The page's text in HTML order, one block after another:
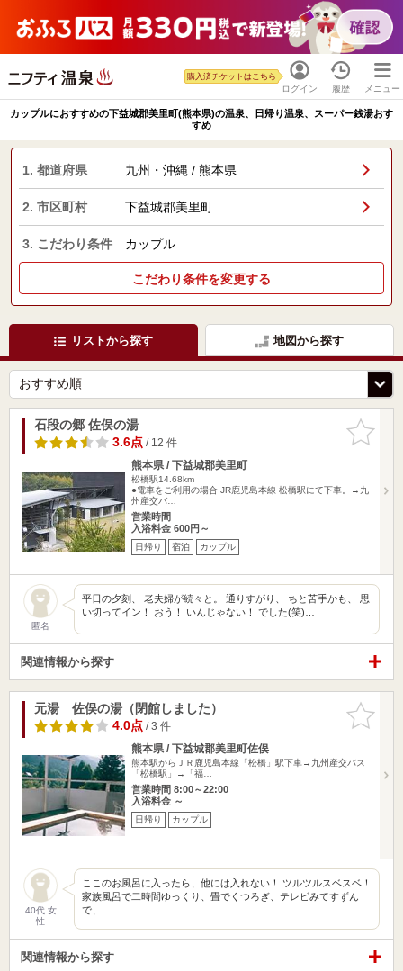
ログイン
購入済チケットはこちら
履歴 メニュー
カップルにおすすめの下益城郡美里町(熊本県)の温泉、日帰り温泉、スーパー銭湯おす
すめ
1. 都道府県 九州・沖縄 / 熊本県
2. 市区町村 下益城郡美里町
3. こだわり条件 カップル
こだわり条件を変更する
リストから探す 地図から探す
お気に入
りに追加
石段の郷 佐俣の湯
3.6点/ 12 件
熊本県 / 下益城郡美里町
松橋駅14.68km
●電車をご利用の場合 JR鹿児島本線 松橋駅にて下車。→九
州産交バ…
営業時間
入浴料金 600円～
日帰り 宿泊 カップル
匿名
平日の夕刻、 老夫婦が続々と。 通りすがり、 ちと苦手かも、 思
い切ってイン！ おう！ いんじゃない！ でした(笑)…
関連情報から探す
お気に入
りに追加
元湯 佐俣の湯（閉館しました）
4.0点/ 3 件
熊本県 / 下益城郡美里町佐俣
熊本駅からＪＲ鹿児島本線「松橋」駅下車→九州産交バス
「松橋駅」→「福…
営業時間 8:00～22:00
入浴料金 ～
日帰り カップル
40代 女
性
ここのお風呂に入ったら、他には入れない！ ツルツルスベスベ！
家族風呂で二時間ゆっくり、畳でくつろぎ、テレビみてすずん
で、…
関連情報から探す